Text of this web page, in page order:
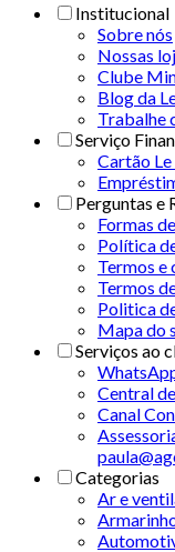
Institucional
Sobre nós
Nossas
Clube
Blog da
Trabalhe
Serviço
Cartão
Perguntas e
Formas
Política
Termos e
Termos
Politica
Mapa do
Serviços ao
Central
Canal
Categorias
Ar e